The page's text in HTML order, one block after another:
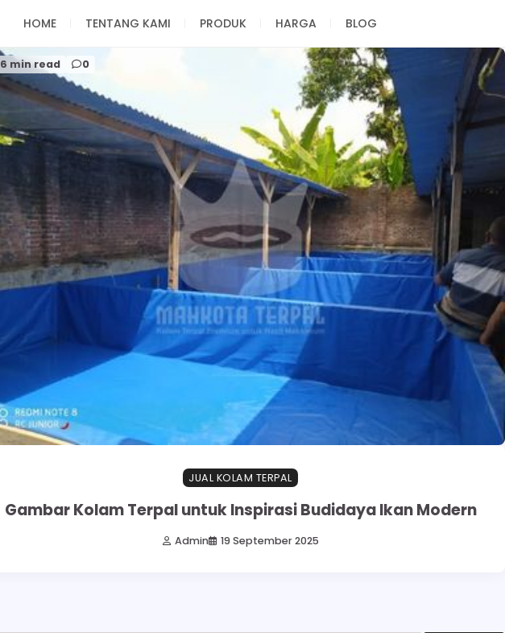
HOME TENTANG KAMI PRODUK HARGA BLOG
6 min read 0
JUAL KOLAM TERPAL
Gambar Kolam Terpal untuk Inspirasi Budidaya Ikan Modern
Admin 19 September 2025